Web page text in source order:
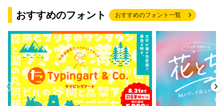
おすすめのフォント おすすめのフォント一覧